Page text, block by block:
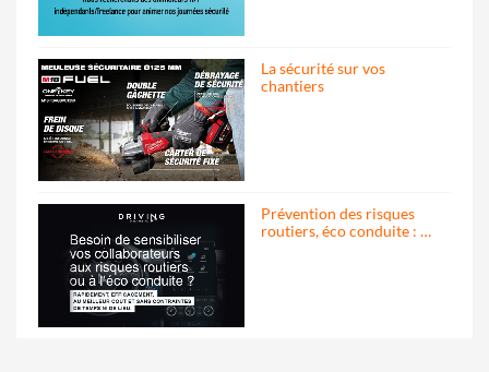
La sécurité sur vos
chantiers
Prévention des risques
routiers, éco conduite : …